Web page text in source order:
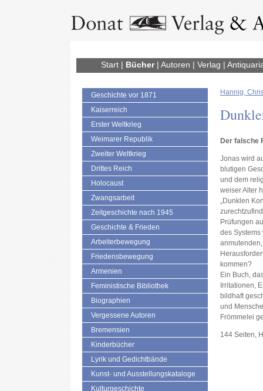
Start| Bücher| Autoren | Verlag |
Geschichte vor 1871
Kaiserreich
Erster Weltkrieg
Weimarer Republik
Zweiter Weltkrieg
Drittes Reich
Holocaust
Zwangsarbeit
Zeitgeschichte nach 1945
Geschichte & Frieden
Arbeiterbewegung
Friedensbewegung
Armenien
Feministische Bibliothek
Biographien
Vergessene Autoren
Bremensien
Kinderbücher
Lyrik und Gedichtbände
Kunst- und Ausstellungskataloge
Kulturgeschichte
Hannig,
Der falsche
Jonas wird
blutigen
und dem
weiser Alter
„Dunklen
Prüfungen
des
kommen?
Ein Buch,
Irritationen,
bildhaft
und
Frömmelei
144 Seiten,